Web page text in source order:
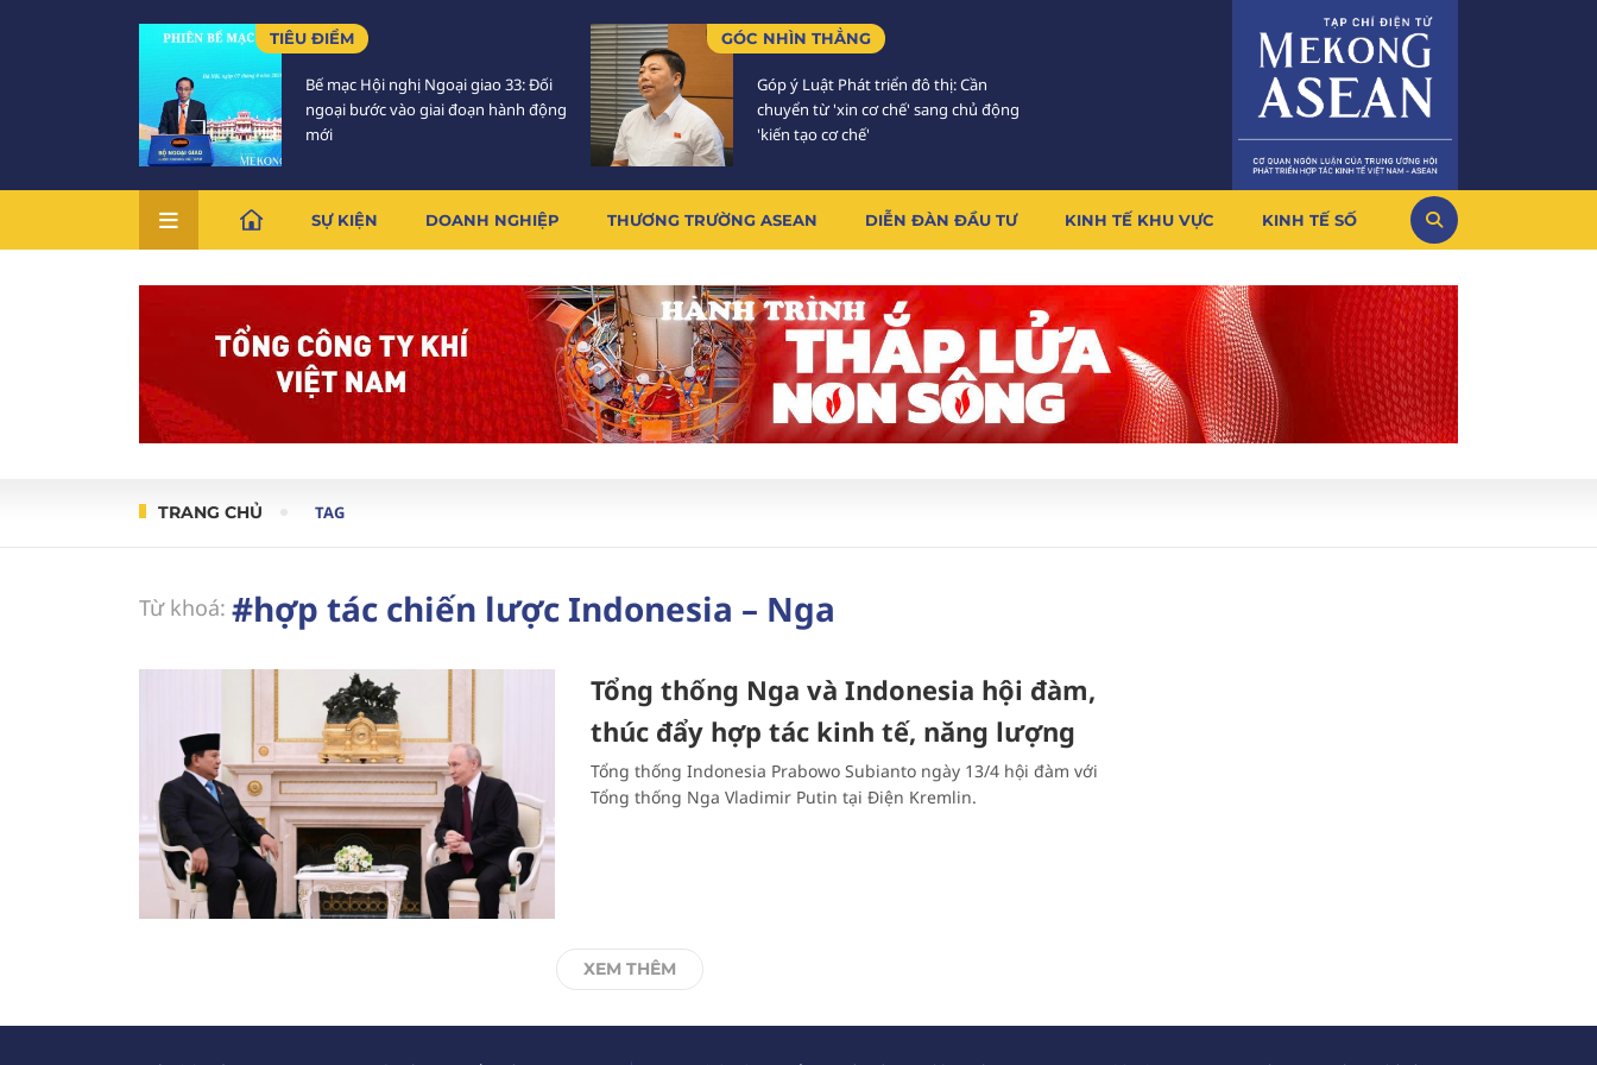
TIÊU ĐIỂM
Bế mạc Hội nghị Ngoại giao 33: Đối
ngoại bước vào giai đoạn hành động
mới
GÓC NHÌN THẲNG
Góp ý Luật Phát triển đô thị: Cần
chuyển từ 'xin cơ chế' sang chủ động
'kiến tạo cơ chế'
SỰ KIỆN DOANH NGHIỆP THƯƠNG TRƯỜNG ASEAN DIỄN ĐÀN ĐẦU TƯ KINH TẾ KHU VỰC KINH TẾ SỐ
TRANG CHỦ TAG
Từ khoá: #hợp tác chiến lược Indonesia – Nga
Tổng thống Nga và Indonesia hội đàm,
thúc đẩy hợp tác kinh tế, năng lượng
Tổng thống Indonesia Prabowo Subianto ngày 13/4 hội đàm với
Tổng thống Nga Vladimir Putin tại Điện Kremlin.
XEM THÊM